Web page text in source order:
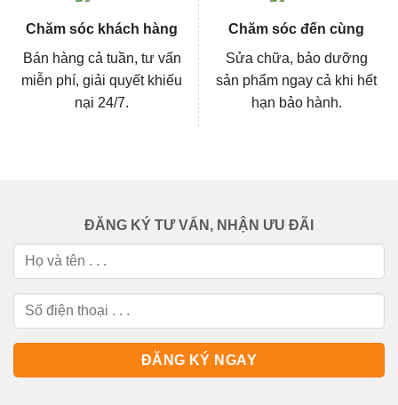
Chăm sóc khách hàng
Bán hàng cả tuần, tư vấn
miễn phí, giải quyết khiếu
nại 24/7.
Chăm sóc đến cùng
Sửa chữa, bảo dưỡng
sản phẩm ngay cả khi hết
hạn bảo hành.
ĐĂNG KÝ TƯ VẤN, NHẬN ƯU ĐÃI